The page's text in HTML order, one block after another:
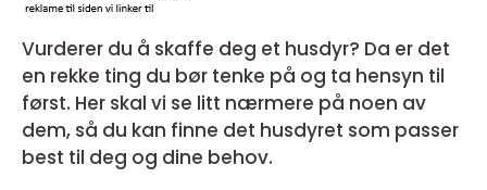
Vurderer du å skaffe deg et husdyr? Da er det
en rekke ting du bør tenke på og ta hensyn til
først. Her skal vi se litt nærmere på noen av
dem, så du kan finne det husdyret som passer
best til deg og dine behov.